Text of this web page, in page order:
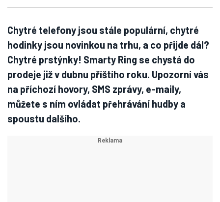
Chytré telefony jsou stále populární, chytré
hodinky jsou novinkou na trhu, a co přijde dál?
Chytré prstýnky! Smarty Ring se chystá do
prodeje již v dubnu příštího roku. Upozorní vás
na příchozí hovory, SMS zprávy, e-maily,
můžete s ním ovládat přehrávání hudby a
spoustu dalšího.